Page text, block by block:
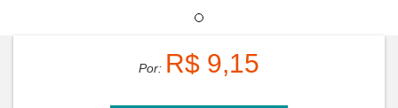
Por: R$ 9,15